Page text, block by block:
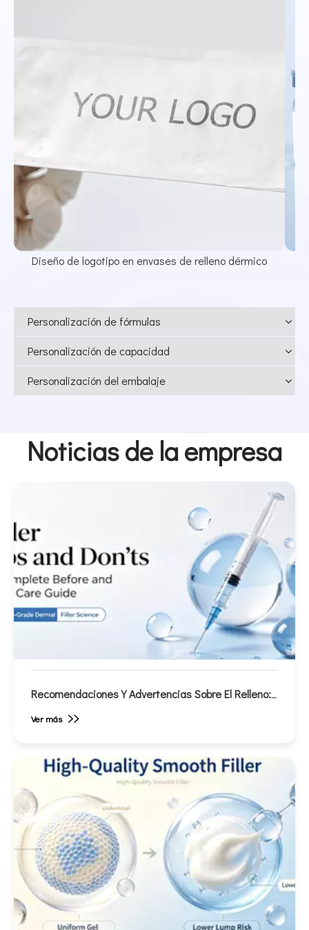
Diseño de logotipo en envases de relleno dérmico
Personalización de fórmulas
Personalización de capacidad
Personalización del embalaje
Noticias de la empresa
Recomendaciones Y Advertencias Sobre El Relleno:
Guía Completa De Cuidados Antes Y Después
Ver más